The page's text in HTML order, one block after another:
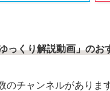
っくり解説動画」のお
のチャンネルがありま